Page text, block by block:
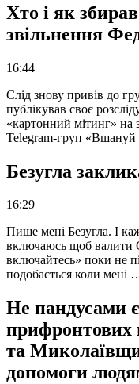
Хто і як
звільнення
16:44
Слід знову привів до
публікував своє
«картонний мітинг»
Telegram-груп
Безугла
16:29
Пише мені Безугла. І
включаюсь щоб валити
включайтесь» поки не
подобається коли мені
Не пандусами
прифронтових
та
допомоги